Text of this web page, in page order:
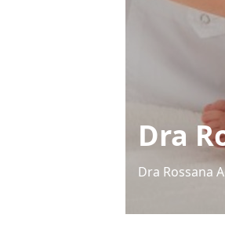
Dra
Dra Rossana